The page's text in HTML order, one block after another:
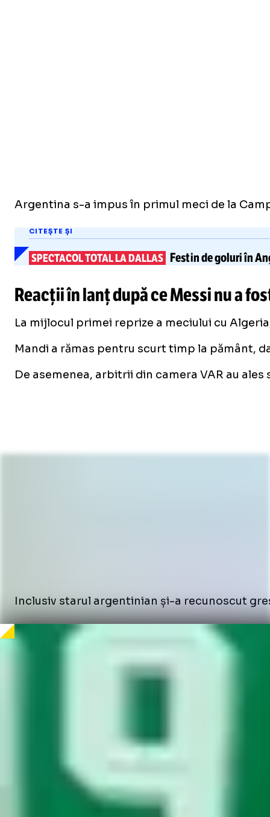
Argentina s-a impus în primul meci de la
CITEȘTE ȘI
SPECTACOL TOTAL LA DALLAS Festin de goluri în
Reacții în lanț după ce Messi nu a
La mijlocul primei reprize a meciului cu
Mandi a rămas pentru scurt timp la pământ,
De asemenea, arbitrii din camera VAR au
Inclusiv starul argentinian și-a recunoscut